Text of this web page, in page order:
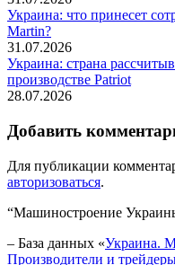
Украина: что принесет
Martin?
31.07.2026
Украина: страна
производстве Patriot
28.07.2026
Добавить
Для публикации
авторизоваться.
“Машиностроение
– База данных «
Производители и